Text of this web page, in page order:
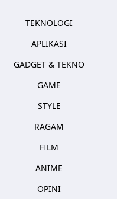
TEKNOLOGI
APLIKASI
GADGET & TEKNO
GAME
STYLE
RAGAM
FILM
ANIME
OPINI